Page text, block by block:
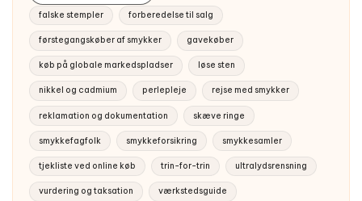
falske stempler forberedelse til salg
førstegangskøber af smykker gavekøber
køb på globale markedspladser løse sten
nikkel og cadmium perlepleje rejse med smykker
reklamation og dokumentation skæve ringe
smykkefagfolk smykkeforsikring smykkesamler
tjekliste ved online køb trin-for-trin ultralydsrensning
vurdering og taksation værkstedsguide